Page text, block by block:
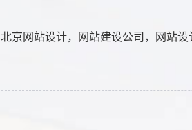
北京网站设计， 网站建设公司 ， 网站设